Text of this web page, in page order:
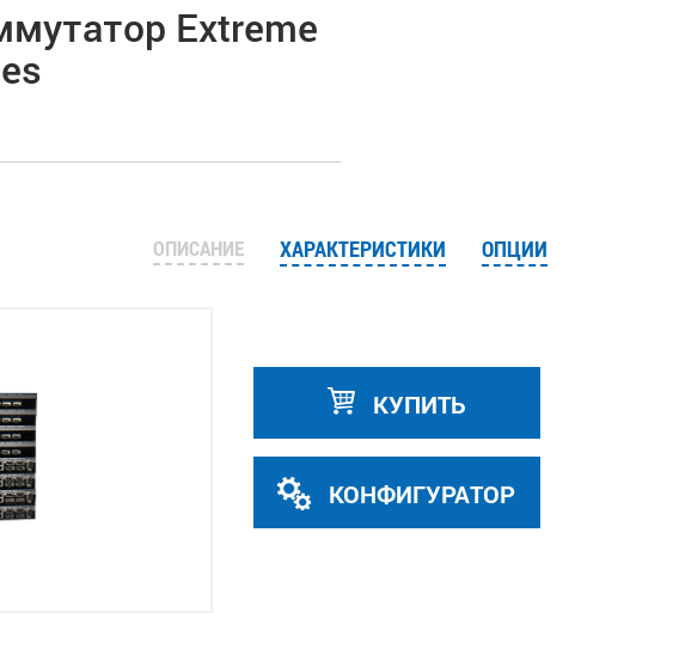
Extreme
ОПИСАНИЕ ХАРАКТЕРИСТИКИ ОПЦИИ
КУПИТЬ
КОНФИГУРАТОР